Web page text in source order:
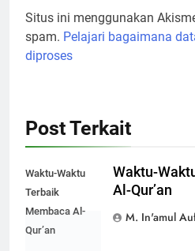
Situs ini menggunakan
spam. Pelajari bagaimana
diproses
Post Terkait
Waktu-Waktu
Terbaik
Membaca Al-
Qur’an
Waktu-
Al-Qur’an
M. In'amul